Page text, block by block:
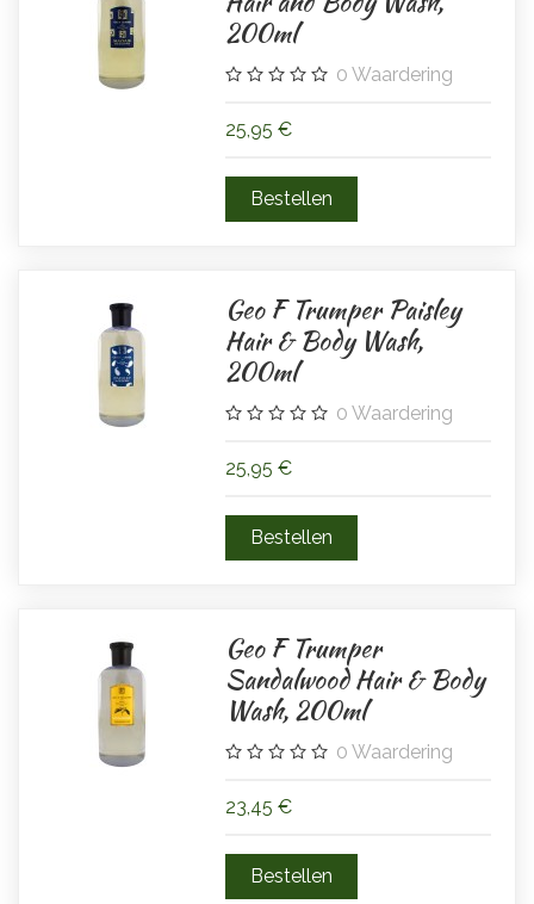
200ml
0 Waardering
25,95 €
Geo F Trumper Paisley
Hair & Body Wash,
200ml
0 Waardering
25,95 €
Geo F Trumper
Sandalwood Hair & Body
Wash, 200ml
0 Waardering
23,45 €